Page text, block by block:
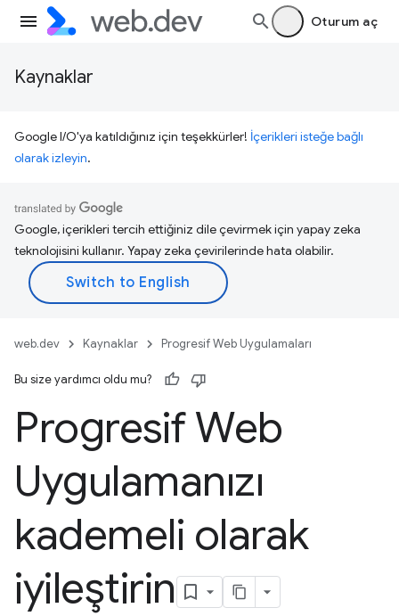
Oturum aç
Kaynaklar
Google I/O'ya katıldığınız için teşekkürler! İçerikleri isteğe bağlı
olarak izleyin.
Google, içerikleri tercih ettiğiniz dile çevirmek için yapay zeka
teknolojisini kullanır. Yapay zeka çevirilerinde hata olabilir.
web.dev Kaynaklar Progresif Web Uygulamaları
Bu size yardımcı oldu mu?
Progresif Web
Uygulamanızı
kademeli olarak
iyileştirin